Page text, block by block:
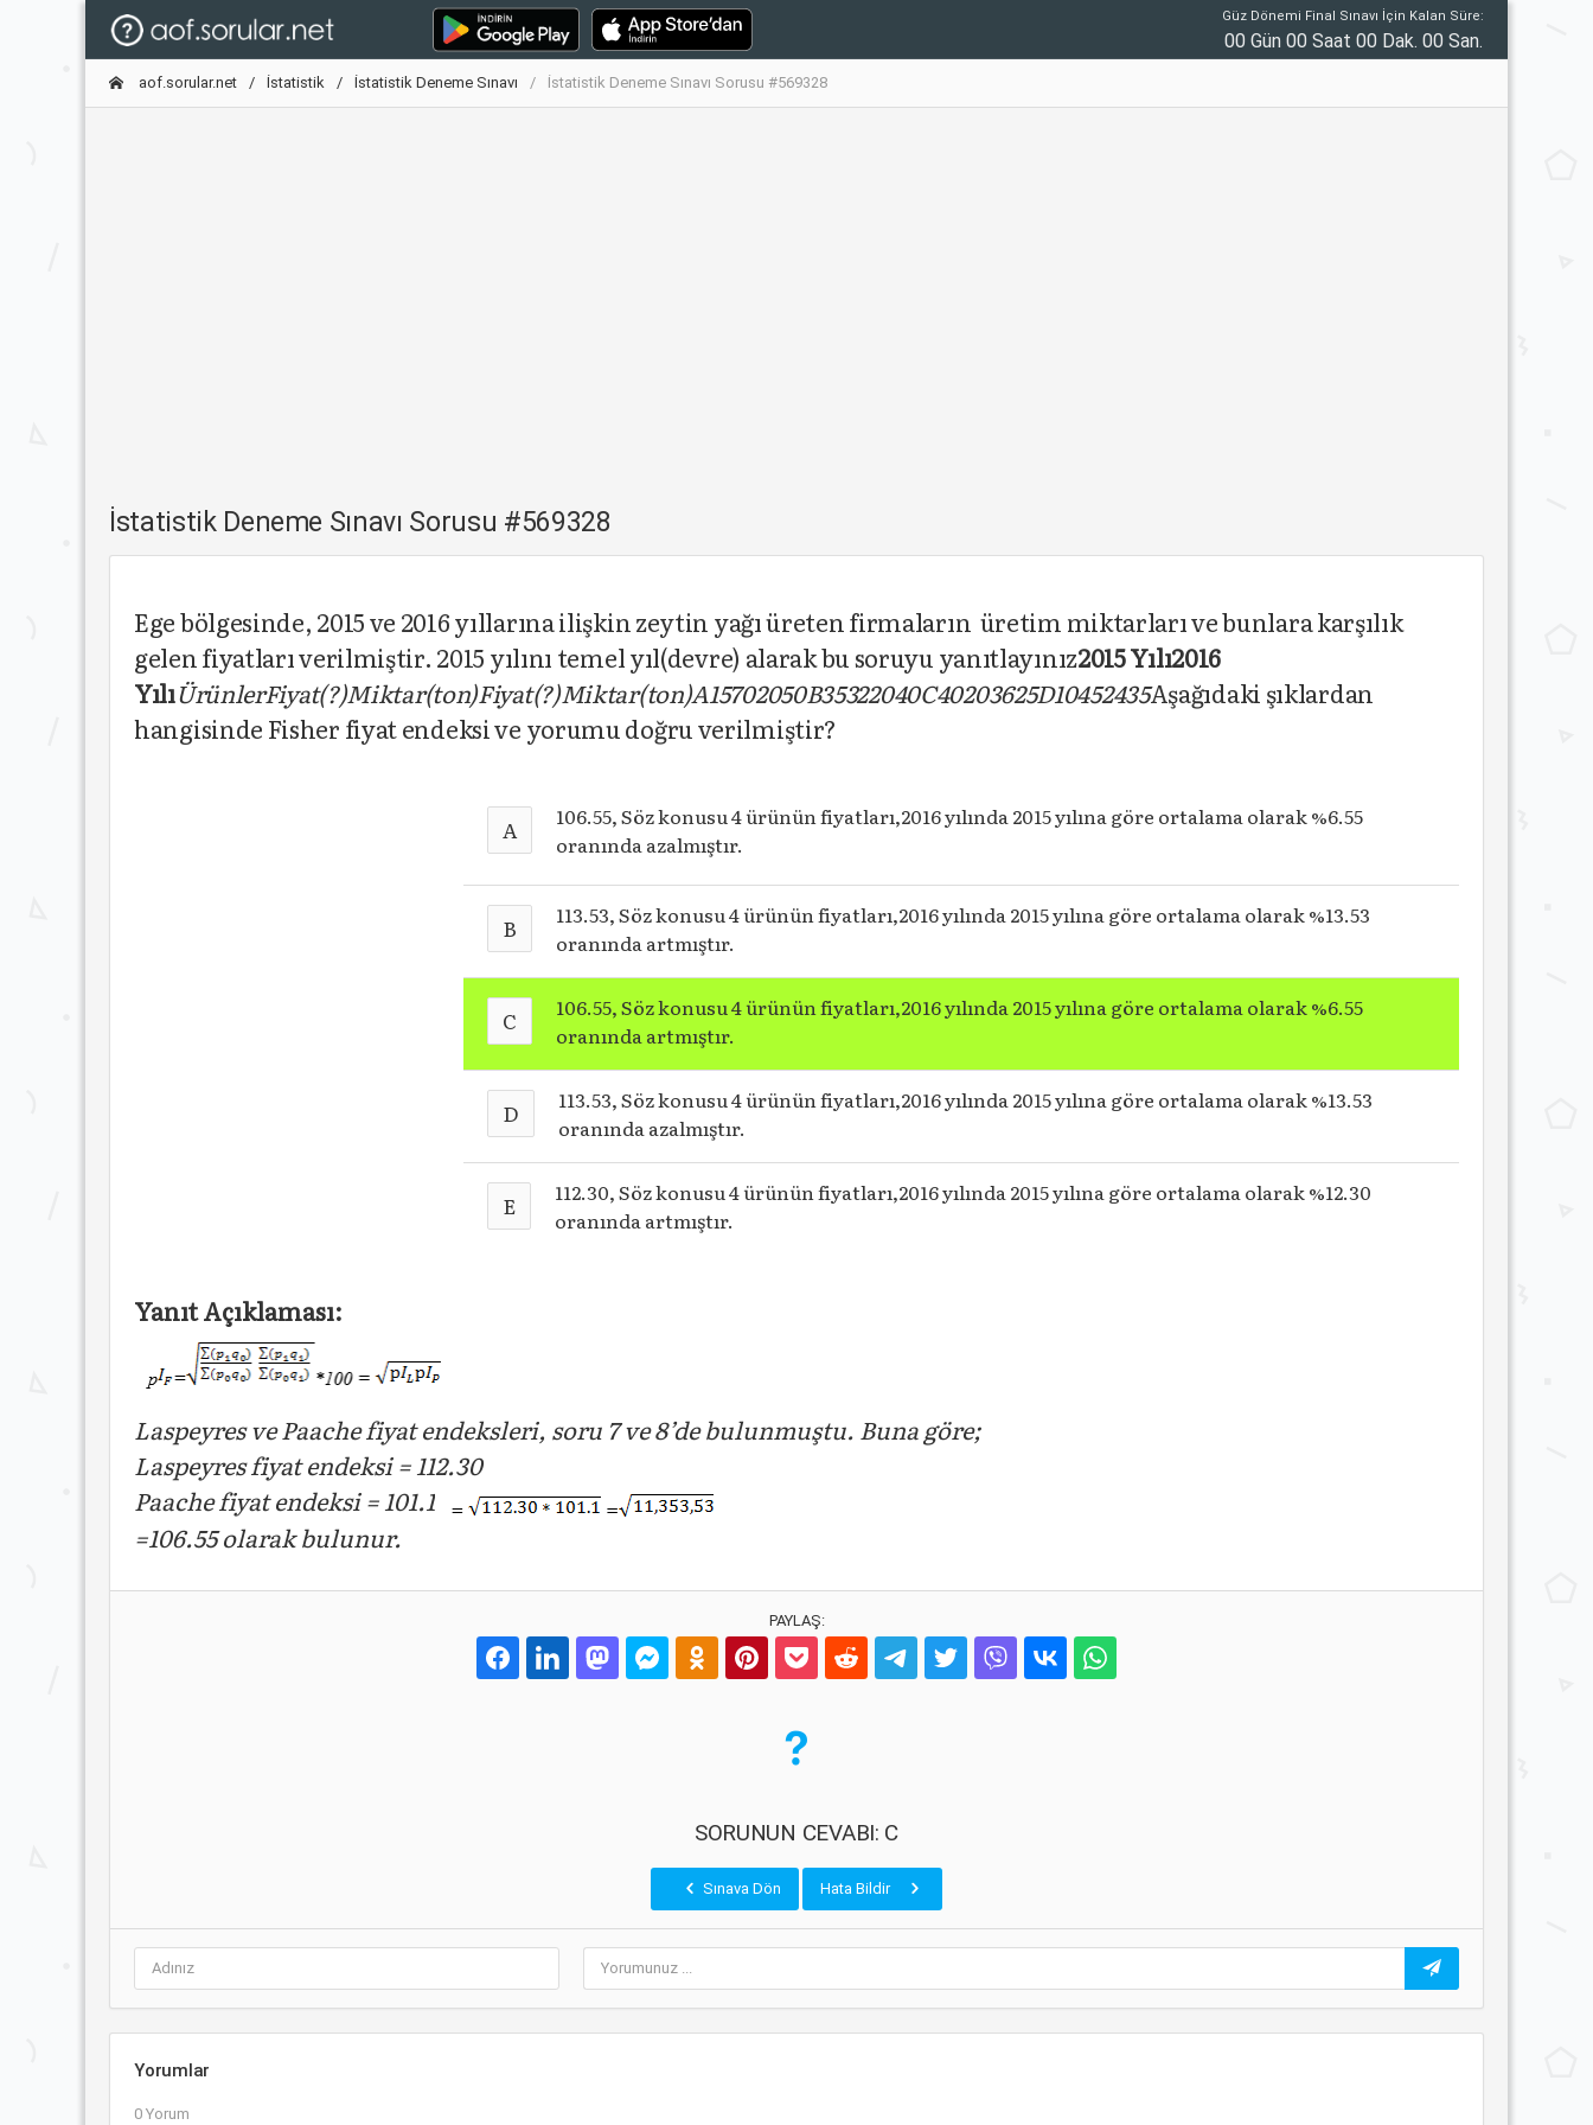
Güz Dönemi Final Sınavı İçin Kalan Süre:
00 Gün 00 Saat 00 Dak. 00 San.
aof.sorular.net İstatistik İstatistik Deneme Sınavı İstatistik Deneme Sınavı Sorusu #569328
İstatistik Deneme Sınavı Sorusu #569328
Ege bölgesinde, 2015 ve 2016 yıllarına ilişkin zeytin yağı üreten firmaların üretim miktarları ve bunlara karşılık
gelen fiyatları verilmiştir. 2015 yılını temel yıl(devre) alarak bu soruyu yanıtlayınız2015 Yılı2016
YılıÜrünlerFiyat(?)Miktar(ton)Fiyat(?)Miktar(ton)A15702050B35322040C40203625D10452435Aşağıdaki şıklardan
hangisinde Fisher fiyat endeksi ve yorumu doğru verilmiştir?
A
106.55, Söz konusu 4 ürünün fiyatları,2016 yılında 2015 yılına göre ortalama olarak %6.55
oranında azalmıştır.
B
113.53, Söz konusu 4 ürünün fiyatları,2016 yılında 2015 yılına göre ortalama olarak %13.53
oranında artmıştır.
C
106.55, Söz konusu 4 ürünün fiyatları,2016 yılında 2015 yılına göre ortalama olarak %6.55
oranında artmıştır.
D
113.53, Söz konusu 4 ürünün fiyatları,2016 yılında 2015 yılına göre ortalama olarak %13.53
oranında azalmıştır.
E
112.30, Söz konusu 4 ürünün fiyatları,2016 yılında 2015 yılına göre ortalama olarak %12.30
oranında artmıştır.
Yanıt Açıklaması:
Laspeyres ve Paache fiyat endeksleri, soru 7 ve 8’de bulunmuştu. Buna göre;
Laspeyres fiyat endeksi = 112.30
Paache fiyat endeksi = 101.1
=106.55 olarak bulunur.
PAYLAŞ:
SORUNUN CEVABI: C
Sınava Dön Hata Bildir
Yorumlar
0 Yorum